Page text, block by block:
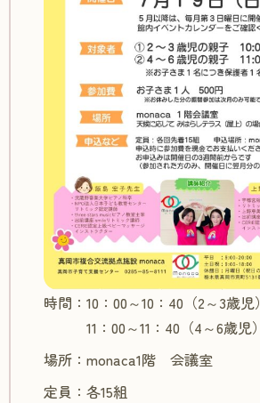
時間：10：00～10：40（2～3歳児）
11：00～11：40（4～6歳児）
場所：monaca1階 会議室
定員：各15組